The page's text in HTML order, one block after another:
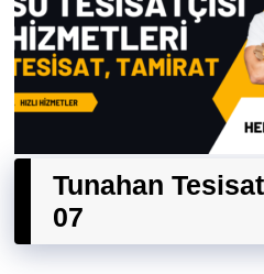
Tunahan
07